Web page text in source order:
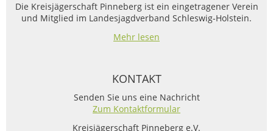
Die Kreisjägerschaft Pinneberg ist ein eingetragener Verein
und Mitglied im Landesjagdverband Schleswig-Holstein.
Mehr lesen
KONTAKT
Senden Sie uns eine Nachricht
Zum Kontaktformular
Kreisjägerschaft Pinneberg e.V.